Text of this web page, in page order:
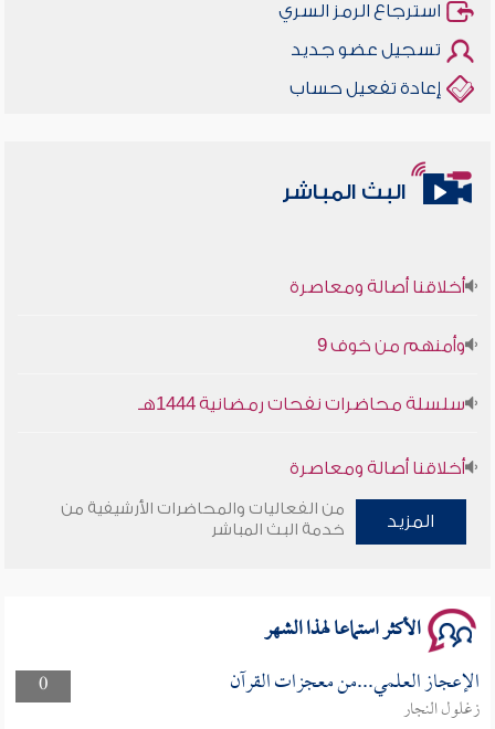
استرجاع الرمز السري
تسجيل عضو جديد
إعادة تفعيل حساب
البث المباشر
أخلاقنا أصالة ومعاصرة
وأمنهم من خوف 9
سلسلة محاضرات نفحات رمضانية 1444هـ
أخلاقنا أصالة ومعاصرة
وأمنهم من خوف 9
المزيد
من الفعاليات والمحاضرات الأرشيفية من
خدمة البث المباشر
الأكثر استماعا لهذا الشهر
0 الإعجاز العلمي...من معجزات القرآن
زغلول النجار